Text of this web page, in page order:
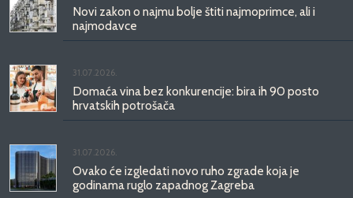
Novi zakon o najmu bolje štiti najmoprimce, ali i
najmodavce
31.07.2026.
Domaća vina bez konkurencije: bira ih 90 posto
hrvatskih potrošača
31.07.2026.
Ovako će izgledati novo ruho zgrade koja je
godinama ruglo zapadnog Zagreba